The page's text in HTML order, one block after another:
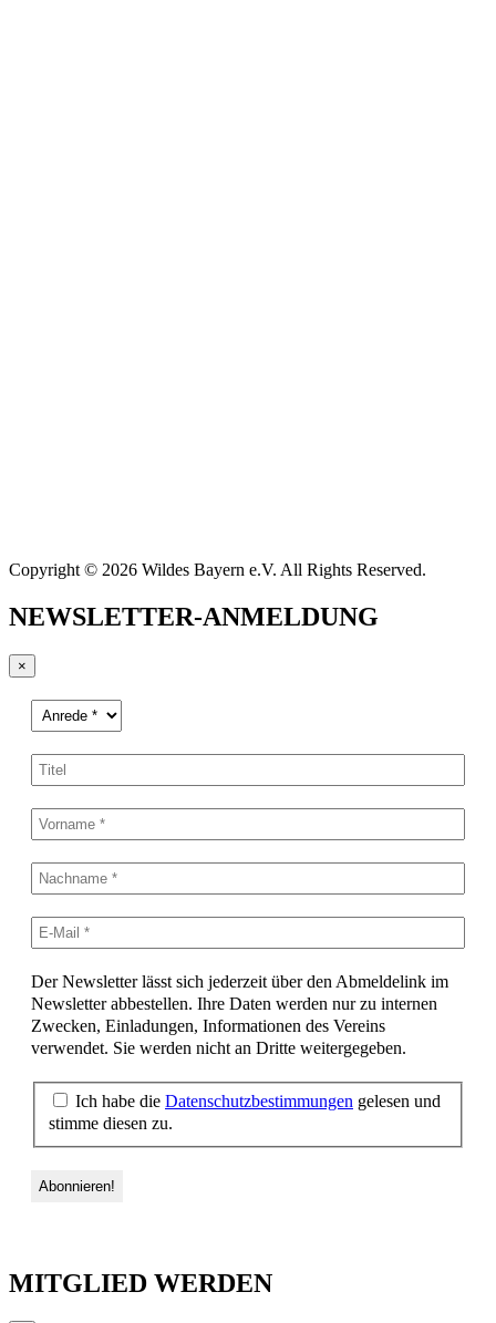
Copyright © 2026 Wildes Bayern e.V. All Rights Reserved.
NEWSLETTER-ANMELDUNG
×
Der Newsletter lässt sich jederzeit über den Abmeldelink im
Newsletter abbestellen. Ihre Daten werden nur zu internen
Zwecken, Einladungen, Informationen des Vereins
verwendet. Sie werden nicht an Dritte weitergegeben.
Ich habe die Datenschutzbestimmungen gelesen und
stimme diesen zu.
MITGLIED WERDEN